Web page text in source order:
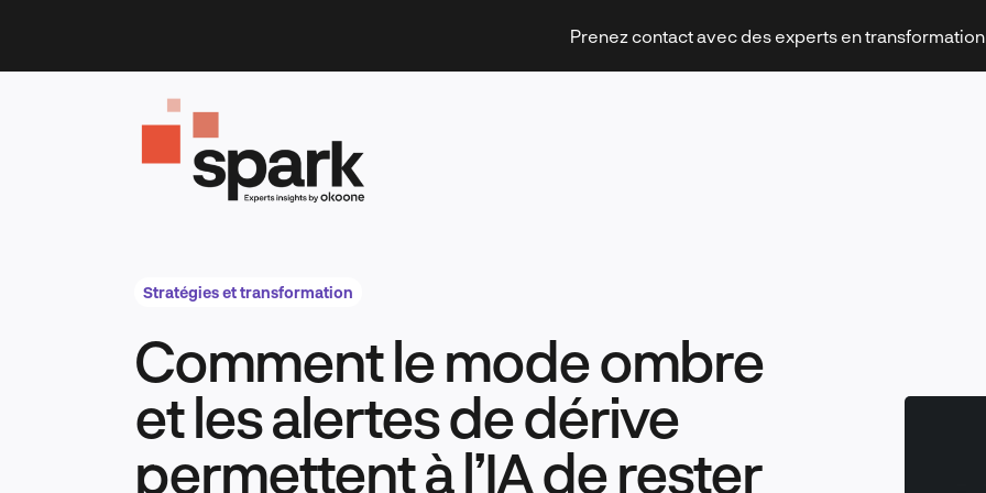
content
Prenez contact avec des experts en transformation
Technologies et innovation
Leadership et management
Stratégies et transformation
Comment le mode ombre
et les alertes de dérive
permettent à l’IA de rester